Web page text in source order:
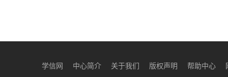
学信网 中心简介 关于我们 版权声明 帮助中心